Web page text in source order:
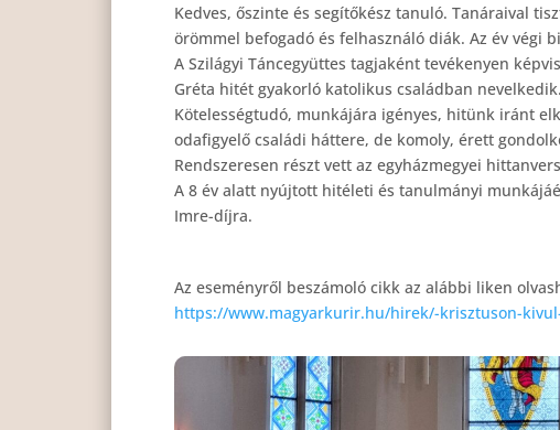
Kedves, őszinte és segítőkész tanuló. Tanáraival
örömmel befogadó és felhasználó diák. Az év végi
A Szilágyi Táncegyüttes tagjaként tevékenyen
Gréta hitét gyakorló katolikus családban
Kötelességtudó, munkájára igényes, hitünk iránt
odafigyelő családi háttere, de komoly, érett
Rendszeresen részt vett az egyházmegyei
A 8 év alatt nyújtott hitéleti és tanulmányi
Imre-díjra.
Az eseményről beszámoló cikk az alábbi liken
https://www.magyarkurir.hu/hirek/-krisztuson-